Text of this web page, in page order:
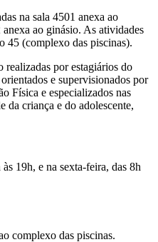
na sala 4501 anexa ao
ao ginásio. As atividades
45 (complexo das piscinas).
realizadas por estagiários do
e supervisionados por
Física e especializados nas
da criança e do adolescente,
19h, e na sexta-feira, das 8h
complexo das piscinas.